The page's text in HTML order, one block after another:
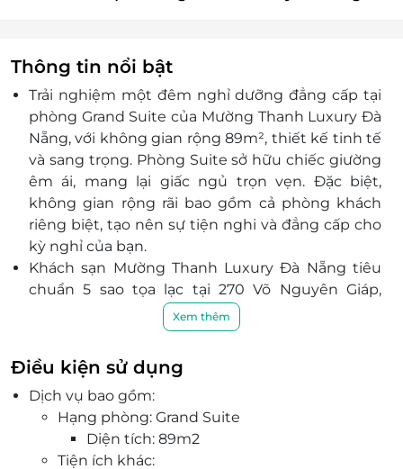
Thông tin nổi bật
Trải nghiệm một đêm nghỉ dưỡng đẳng cấp tại
phòng Grand Suite của Mường Thanh Luxury Đà
Nẵng, với không gian rộng 89m², thiết kế tinh tế
và sang trọng. Phòng Suite sở hữu chiếc giường
êm ái, mang lại giấc ngủ trọn vẹn. Đặc biệt,
không gian rộng rãi bao gồm cả phòng khách
riêng biệt, tạo nên sự tiện nghi và đẳng cấp cho
kỳ nghỉ của bạn.
Khách sạn Mường Thanh Luxury Đà Nẵng tiêu
chuẩn 5 sao tọa lạc tại 270 Võ Nguyên Giáp,
Phường Mỹ An, Quận Ngũ Hành Sơn. Đây sẽ là
địa điểm lưu trú thuận lợi giúp du khách dễ
dàng di chuyển trong những địa điểm tham
quan nổi tiếng của thành phố. Du khách chỉ cần
đi bộ vài bước chân là có thể đến bãi biển Mỹ
Khê. Khoảng cách đến sân bay Đà Nẵng khoảng
5,5 km, ga Đà Nẵng 5 km.
Khách sạn sở hữu đa dạng các dịch vụ tiện ích
Xem thêm
Điều kiện sử dụng
Dịch vụ bao gồm:
Hạng phòng: Grand Suite
Diện tích: 89m2
Tiện ích khác: